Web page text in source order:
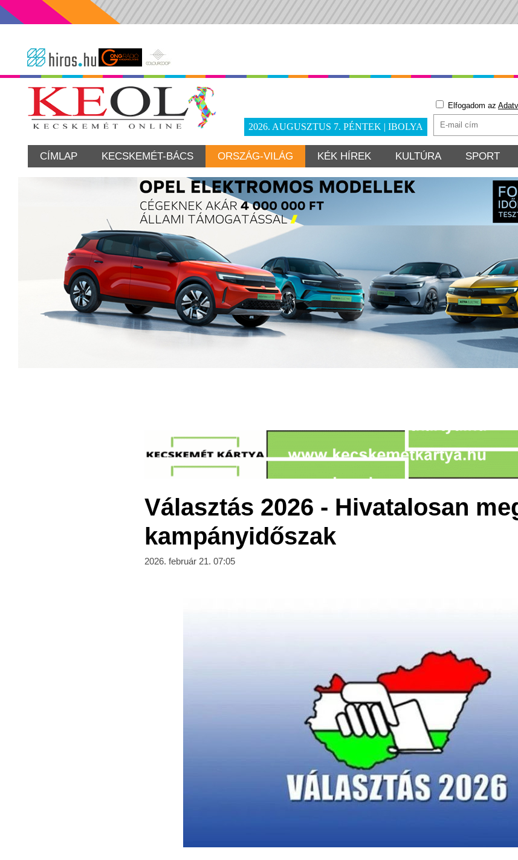
2026. AUGUSZTUS 7. PÉNTEK | IBOLYA
Elfogadom az
CÍMLAP KECSKEMÉT-BÁCS ORSZÁG-VILÁG KÉK HÍREK KULTÚRA SPORT
Választás 2026 - Hivatalosan
kampányidőszak
2026. február 21. 07:05